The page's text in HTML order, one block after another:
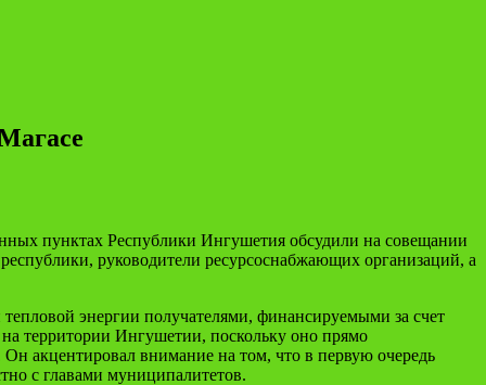
пунктах Республики Ингушетия обсудили на совещании
руководители ресурсоснабжающих организаций, а
энергии получателями, финансируемыми за счет
территории Ингушетии, поскольку оно прямо
акцентировал внимание на том, что в первую очередь
с главами муниципалитетов.